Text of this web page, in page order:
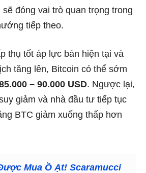
đóng vai trò quan trọng trong
tiếp theo.
thụ tốt áp lực bán hiện tại và
tăng lên, Bitcoin có thể sớm
– 90.000 USD. Ngược lại,
giảm và nhà đầu tư tiếp tục
BTC giảm xuống thấp hơn
Mua Ồ Ạt! Scaramucci